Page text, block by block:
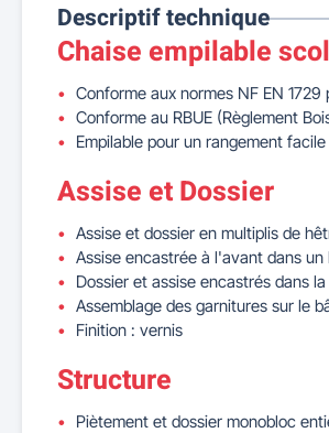
Descriptif technique
Chaise empilable
Conforme aux normes NF EN
Conforme au RBUE (Règlement
Empilable pour un rangement facile
Assise et Dossier
Assise et dossier en multiplis de
Assise encastrée à l'avant dans
Dossier et assise encastrés dans
Assemblage des garnitures sur le
Finition : vernis
Structure
Piètement et dossier monobloc